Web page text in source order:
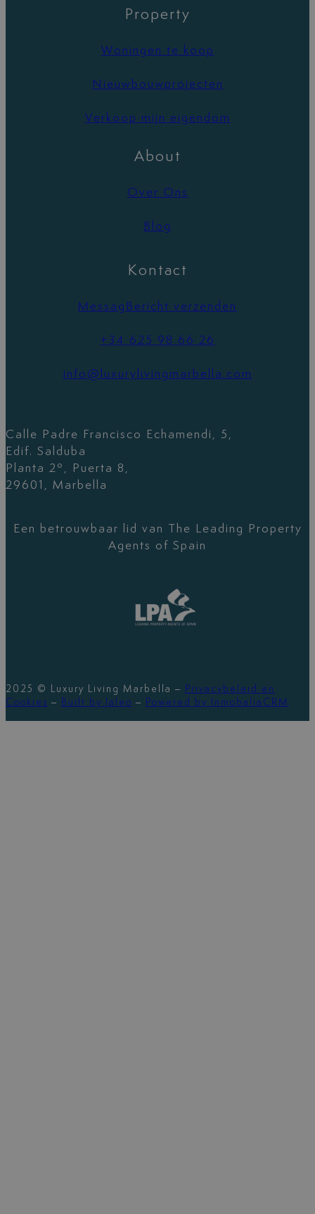
Property
Woningen te koop
Nieuwbouwprojecten
Verkoop mijn eigendom
About
Over Ons
Blog
Kontact
MessagBericht verzenden
+34 625 98 66 26
info@luxurylivingmarbella.com
Calle Padre Francisco Echamendi, 5,
Edif. Salduba
Planta 2º, Puerta 8,
29601, Marbella
Een betrouwbaar lid van The Leading Property
Agents of Spain
2025 © Luxury Living Marbella –
Privacybeleid en
Cookies – Built by Jaleo – Powered by InmobaliaCRM